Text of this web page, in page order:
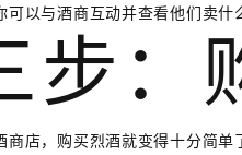
以与酒商互动并查看他们卖什
步：
商店，购买烈酒就变得十分简